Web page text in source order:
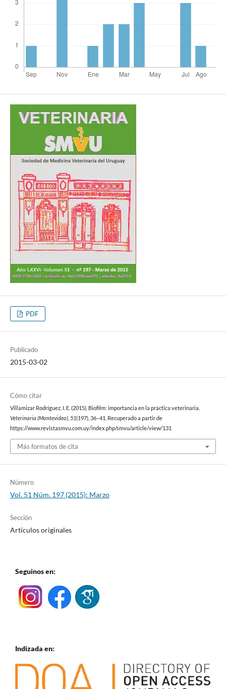
PDF
Publicado
2015-03-02
Cómo citar
Villamizar Rodríguez, I. E. (2015). Biofilm: importancia en la práctica veterinaria.
Veterinaria (Montevideo), 51(197), 36–41. Recuperado a partir de
https://www.revistasmvu.com.uy/index.php/smvu/article/view/131
Más formatos de cita
Número
Vol. 51 Núm. 197 (2015): Marzo
Sección
Artículos originales
Seguinos en:
Indizada en: